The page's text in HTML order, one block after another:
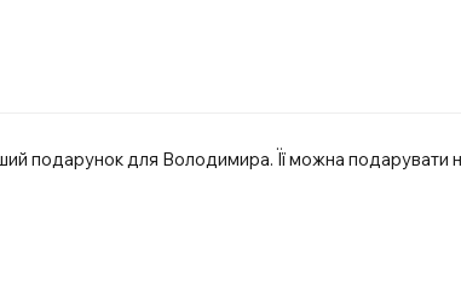
подарунок для Володимира. Її можна подарувати